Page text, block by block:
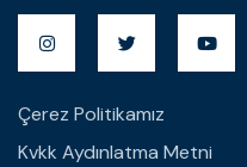
Çerez Politikamız
Kvkk Aydınlatma Metni